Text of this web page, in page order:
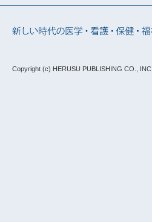
Copyright (c) HERUSU PUBLISHING CO., INC.